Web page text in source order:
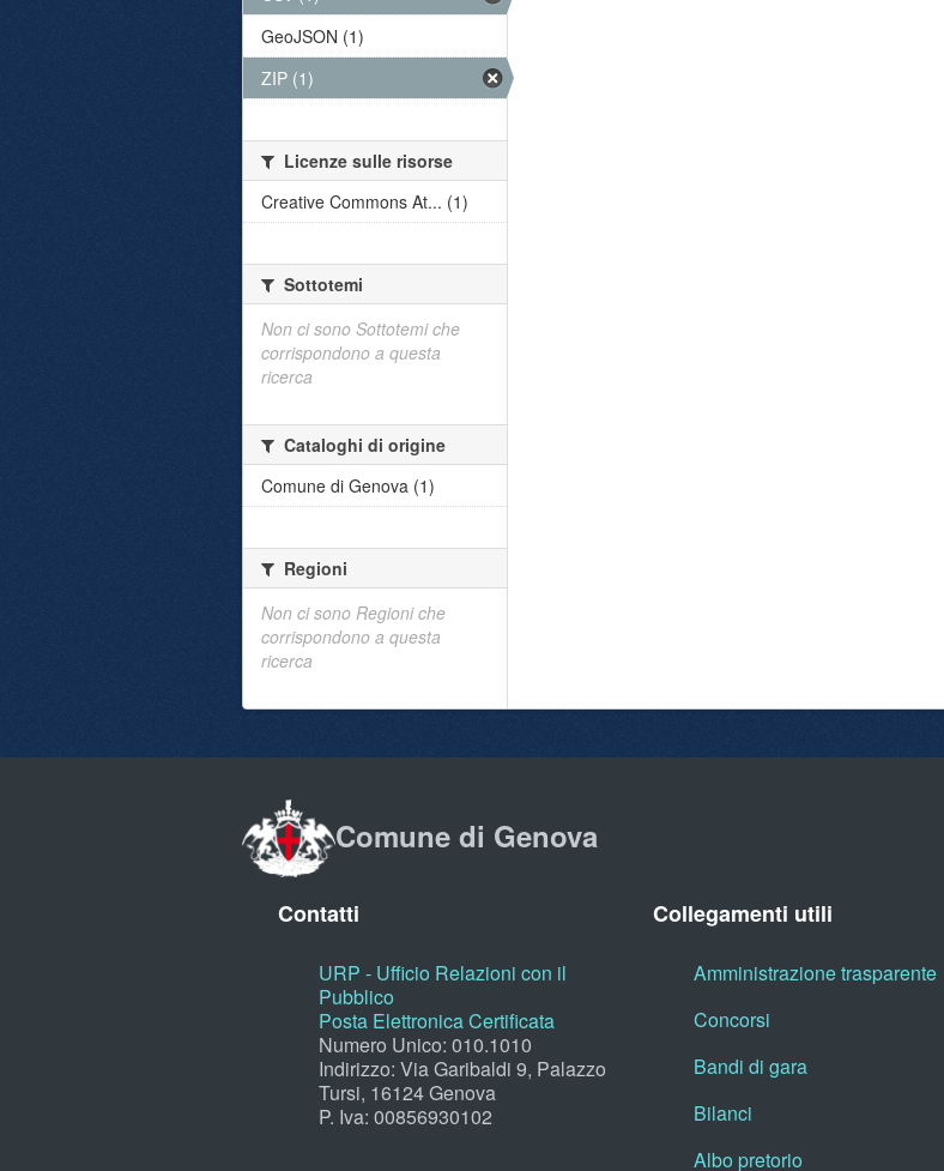
GeoJSON (1)
ZIP (1)
Licenze sulle risorse
Creative Commons At... (1)
Sottotemi
Non ci sono Sottotemi che
corrispondono a questa
ricerca
Cataloghi di origine
Comune di Genova (1)
Regioni
Non ci sono Regioni che
corrispondono a questa
ricerca
Comune di Genova
Contatti
URP - Ufficio Relazioni con il
Pubblico
Posta Elettronica Certificata
Numero Unico: 010.1010
Indirizzo: Via Garibaldi 9, Palazzo
Tursi, 16124 Genova
P. Iva: 00856930102
Collegamenti utili
Amministrazione trasparente
Concorsi
Bandi di gara
Bilanci
Albo pretorio